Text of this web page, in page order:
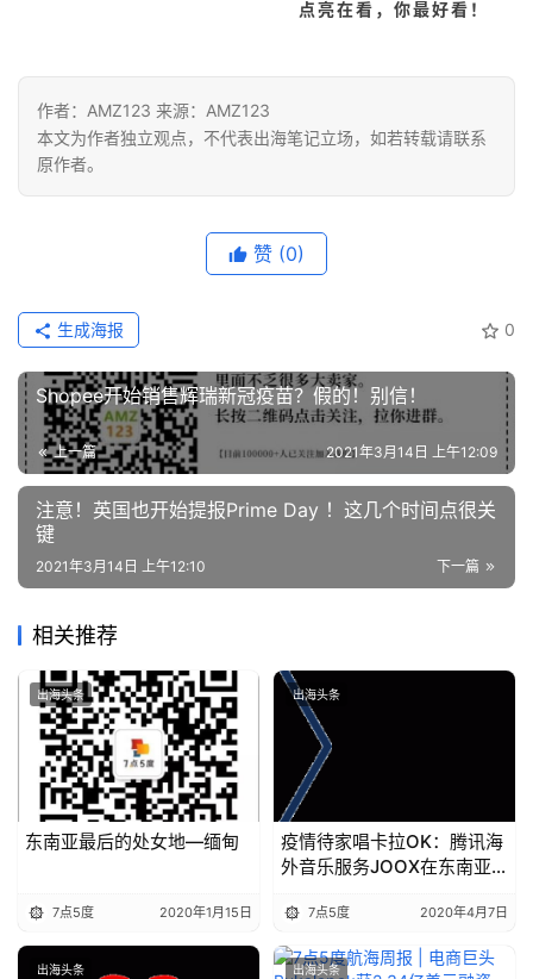
运
营
实
案
例
拆
解
操
盘
C
u
干
货
选
点亮在看，你最好看！
作者：AMZ123 来源：AMZ123
本文为作者独立观点，不代表出海笔记立场，如若转载请联系
原作者。
赞 (0)
0
生成海报
Shopee开始销售辉瑞新冠疫苗？假的！别信！
上一篇 2021年3月14日 上午12:09
注意！英国也开始提报Prime Day ！这几个时间点很关
键
下一篇
2021年3月14日 上午12:10
相关推荐
出海头条
东南亚最后的处女地—缅甸
7点5度 2020年1月15日
出海头条
疫情待家唱卡拉OK：腾讯海
外音乐服务JOOX在东南亚
7点5度 2020年4月7日
出海头条 出海头条